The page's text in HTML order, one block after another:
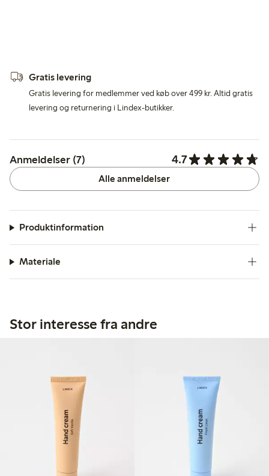
Gratis levering
Gratis levering for medlemmer ved køb over 499 kr. Altid gratis
levering og returnering i Lindex-butikker.
Anmeldelser (7) 4.7
Alle anmeldelser
Produktinformation
Materiale
Stor interesse fra andre